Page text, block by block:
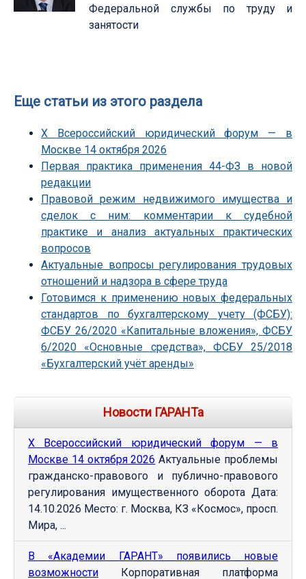
Федеральной службы по труду и
занятости
Еще статьи из этого раздела
Х Всероссийский юридический форум — в
Москве 14 октября 2026
Первая практика применения 44-ФЗ в новой
редакции
Правовой режим недвижимого имущества и
сделок с ним: комментарии к судебной
практике и анализ актуальных практических
вопросов
Актуальные вопросы регулирования трудовых
отношений и надзора в сфере труда
Готовимся к применению новых федеральных
стандартов по бухгалтерскому учету (ФСБУ):
ФСБУ 26/2020 «Капитальные вложения», ФСБУ
6/2020 «Основные средства», ФСБУ 25/2018
«Бухгалтерский учёт аренды»
Новости ГАРАНТа
Х Всероссийский юридический форум — в
Москве 14 октября 2026 Актуальные проблемы
гражданско-правового и публично-правового
регулирования имущественного оборота Дата:
14.10.2026 Место: г. Москва, КЗ «Космос», просп.
Мира, ...
В «Академии ГАРАНТ» появились новые
возможности Корпоративная платформа